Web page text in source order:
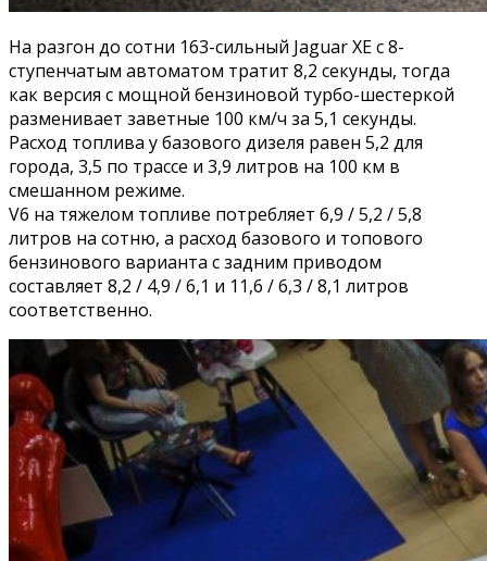
На разгон до сотни 163-сильный Jaguar XE с 8-
ступенчатым автоматом тратит 8,2 секунды, тогда
как версия с мощной бензиновой турбо-шестеркой
разменивает заветные 100 км/ч за 5,1 секунды.
Расход топлива у базового дизеля равен 5,2 для
города, 3,5 по трассе и 3,9 литров на 100 км в
смешанном режиме.
V6 на тяжелом топливе потребляет 6,9 / 5,2 / 5,8
литров на сотню, а расход базового и топового
бензинового варианта с задним приводом
составляет 8,2 / 4,9 / 6,1 и 11,6 / 6,3 / 8,1 литров
соответственно.